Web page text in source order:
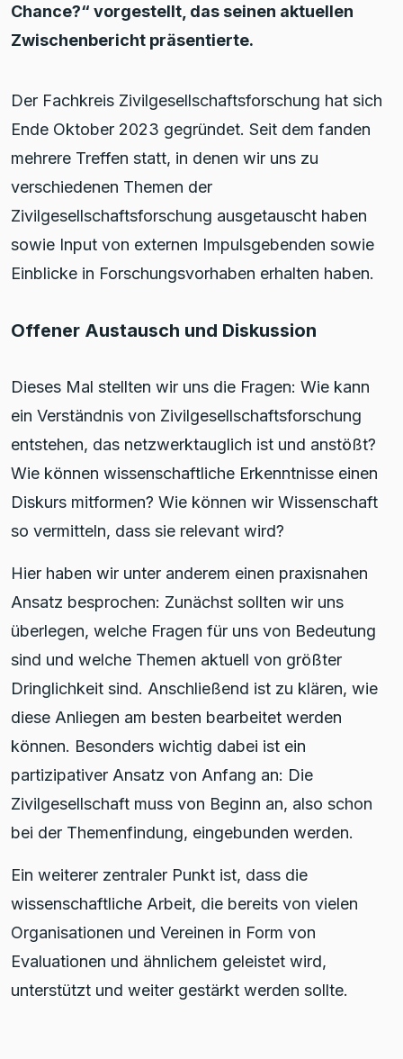
Chance?“ vorgestellt, das seinen aktuellen
Zwischenbericht präsentierte.
Der Fachkreis Zivilgesellschaftsforschung hat sich
Ende Oktober 2023 gegründet. Seit dem fanden
mehrere Treffen statt, in denen wir uns zu
verschiedenen Themen der
Zivilgesellschaftsforschung ausgetauscht haben
sowie Input von externen Impulsgebenden sowie
Einblicke in Forschungsvorhaben erhalten haben.
Offener Austausch und Diskussion
Dieses Mal stellten wir uns die Fragen: Wie kann
ein Verständnis von Zivilgesellschaftsforschung
entstehen, das netzwerktauglich ist und anstößt?
Wie können wissenschaftliche Erkenntnisse einen
Diskurs mitformen? Wie können wir Wissenschaft
so vermitteln, dass sie relevant wird?
Hier haben wir unter anderem einen praxisnahen
Ansatz besprochen: Zunächst sollten wir uns
überlegen, welche Fragen für uns von Bedeutung
sind und welche Themen aktuell von größter
Dringlichkeit sind. Anschließend ist zu klären, wie
diese Anliegen am besten bearbeitet werden
können. Besonders wichtig dabei ist ein
partizipativer Ansatz von Anfang an: Die
Zivilgesellschaft muss von Beginn an, also schon
bei der Themenfindung, eingebunden werden.
Ein weiterer zentraler Punkt ist, dass die
wissenschaftliche Arbeit, die bereits von vielen
Organisationen und Vereinen in Form von
Evaluationen und ähnlichem geleistet wird,
unterstützt und weiter gestärkt werden sollte.